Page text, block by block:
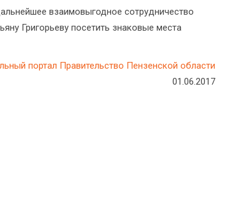
взаимовыгодное сотрудничество
Григорьеву посетить знаковые места
портал Правительство Пензенской области
01.06.2017